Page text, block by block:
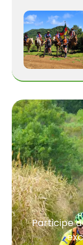
Participe